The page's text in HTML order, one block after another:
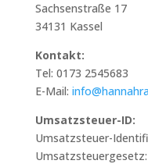
Sachsenstraße 17
34131 Kassel
Kontakt:
Tel: 0173 2545683
E-Mail:
Umsatzsteuer-ID:
Umsatzsteuer-